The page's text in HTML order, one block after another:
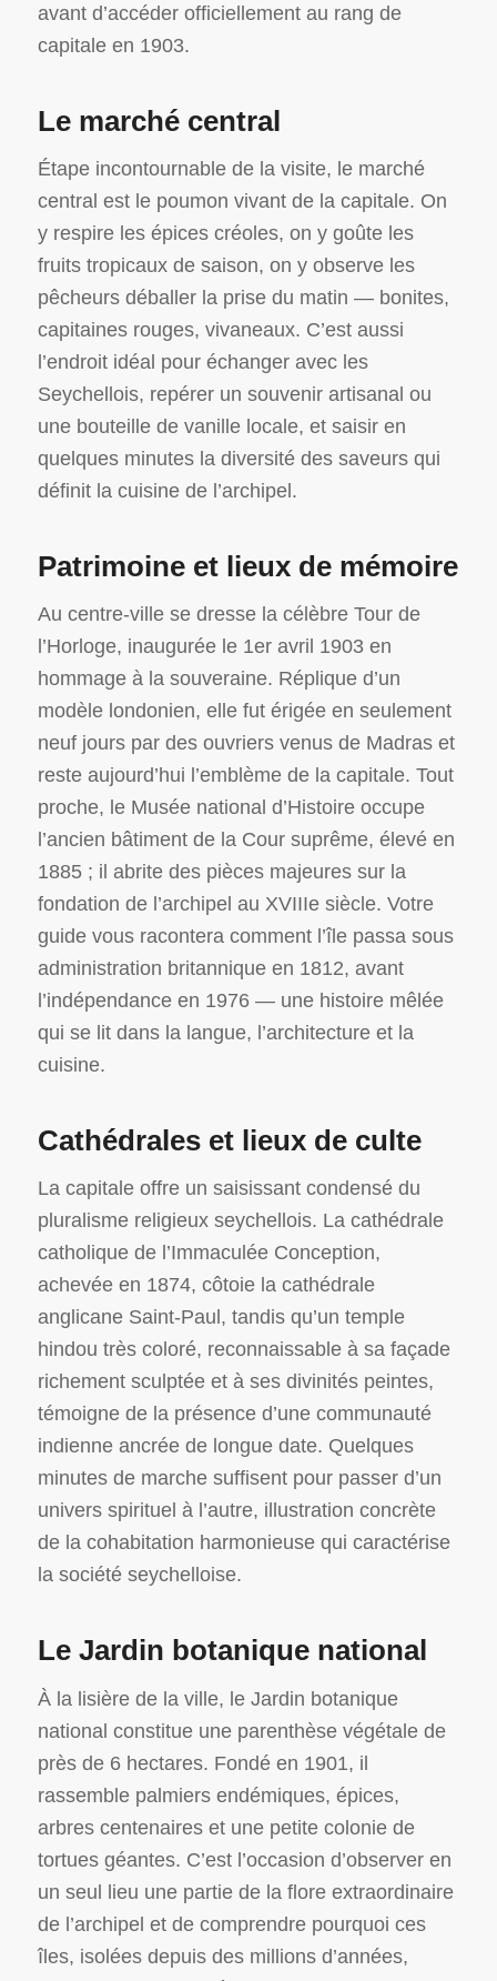
avant d’accéder officiellement au rang de
capitale en 1903.
Le marché central
Étape incontournable de la visite, le marché
central est le poumon vivant de la capitale. On
y respire les épices créoles, on y goûte les
fruits tropicaux de saison, on y observe les
pêcheurs déballer la prise du matin — bonites,
capitaines rouges, vivaneaux. C’est aussi
l’endroit idéal pour échanger avec les
Seychellois, repérer un souvenir artisanal ou
une bouteille de vanille locale, et saisir en
quelques minutes la diversité des saveurs qui
définit la cuisine de l’archipel.
Patrimoine et lieux de mémoire
Au centre-ville se dresse la célèbre Tour de
l’Horloge, inaugurée le 1er avril 1903 en
hommage à la souveraine. Réplique d’un
modèle londonien, elle fut érigée en seulement
neuf jours par des ouvriers venus de Madras et
reste aujourd’hui l’emblème de la capitale. Tout
proche, le Musée national d’Histoire occupe
l’ancien bâtiment de la Cour suprême, élevé en
1885 ; il abrite des pièces majeures sur la
fondation de l’archipel au XVIIIe siècle. Votre
guide vous racontera comment l’île passa sous
administration britannique en 1812, avant
l’indépendance en 1976 — une histoire mêlée
qui se lit dans la langue, l’architecture et la
cuisine.
Cathédrales et lieux de culte
La capitale offre un saisissant condensé du
pluralisme religieux seychellois. La cathédrale
catholique de l’Immaculée Conception,
achevée en 1874, côtoie la cathédrale
anglicane Saint-Paul, tandis qu’un temple
hindou très coloré, reconnaissable à sa façade
richement sculptée et à ses divinités peintes,
témoigne de la présence d’une communauté
indienne ancrée de longue date. Quelques
minutes de marche suffisent pour passer d’un
univers spirituel à l’autre, illustration concrète
de la cohabitation harmonieuse qui caractérise
la société seychelloise.
Le Jardin botanique national
À la lisière de la ville, le Jardin botanique
national constitue une parenthèse végétale de
près de 6 hectares. Fondé en 1901, il
rassemble palmiers endémiques, épices,
arbres centenaires et une petite colonie de
tortues géantes. C’est l’occasion d’observer en
un seul lieu une partie de la flore extraordinaire
de l’archipel et de comprendre pourquoi ces
îles, isolées depuis des millions d’années,